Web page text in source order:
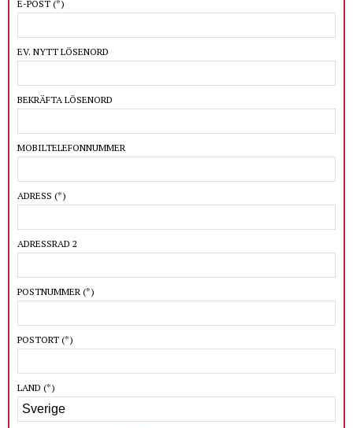
E-POST (*)
EV. NYTT LÖSENORD
BEKRÄFTA LÖSENORD
MOBILTELEFONNUMMER
ADRESS (*)
ADRESSRAD 2
POSTNUMMER (*)
POSTORT (*)
LAND (*)